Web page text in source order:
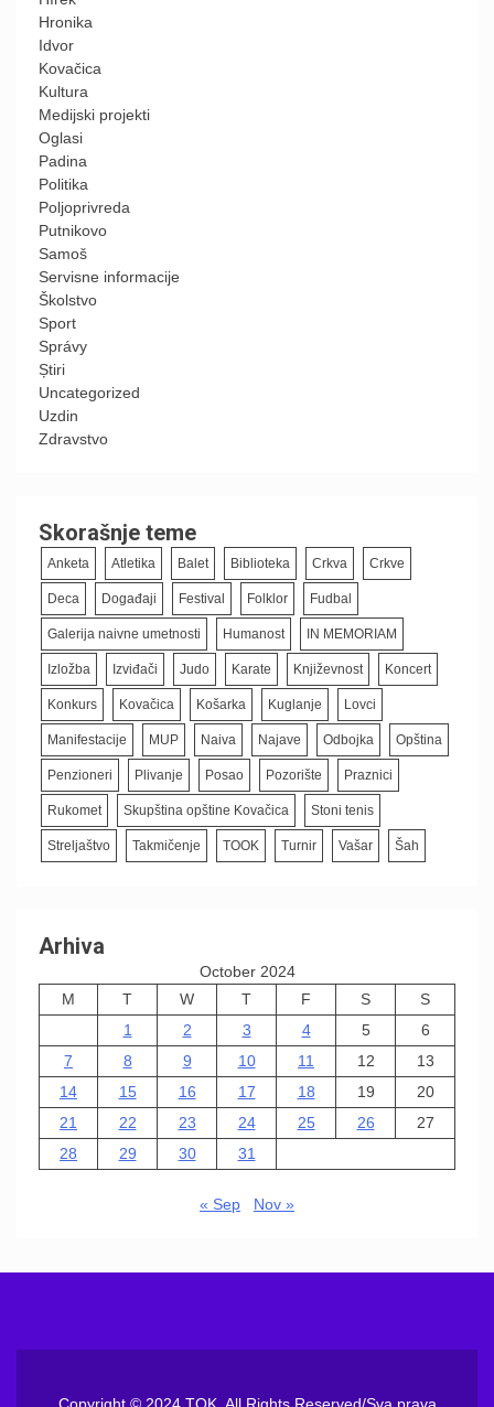
Hronika
Idvor
Kovačica
Kultura
Medijski projekti
Oglasi
Padina
Politika
Poljoprivreda
Putnikovo
Samoš
Servisne informacije
Školstvo
Sport
Správy
Știri
Uncategorized
Uzdin
Zdravstvo
Skorašnje teme
Anketa Atletika Balet Biblioteka Crkva Crkve
Deca Događaji Festival Folklor Fudbal
Galerija naivne umetnosti Humanost IN MEMORIAM
Izložba Izviđači Judo Karate Književnost Koncert
Konkurs Kovačica Košarka Kuglanje Lovci
Manifestacije MUP Naiva Najave Odbojka Opština
Penzioneri Plivanje Posao Pozorište Praznici
Rukomet Skupština opštine Kovačica Stoni tenis
Streljaštvo Takmičenje TOOK Turnir Vašar Šah
Arhiva
October 2024
M
T W T F S
S
1
2 3 4 5
6
7
8 9 10 11 12
13
14
15 16 17 18 19
20
21
22 23 24 25 26
27
28
29 30 31
« Sep Nov »